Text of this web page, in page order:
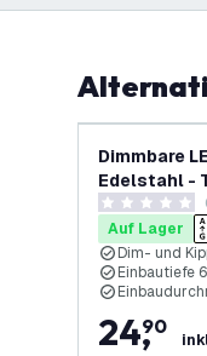
Dimmbare
Edelstahl -
ø92mm - 3
0
Auf Lager
Dim- und
Einbautiefe
24,
90